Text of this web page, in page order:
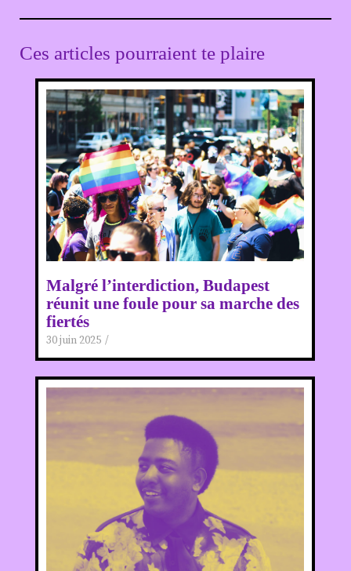
Ces articles pourraient te plaire
Malgré l’interdiction, Budapest
réunit une foule pour sa marche des
fiertés
30 juin 2025 /